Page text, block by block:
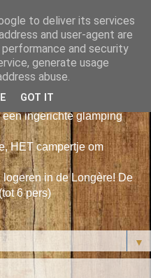
Vert
tussen bos & zee in Zuid
beetje 'vintage'
ingerichte glamping
HET campertje om
in de Longère! De
6 pers)
▼
to deliver its services
and user-agent are
and security
generate usage
abuse.
GOT IT